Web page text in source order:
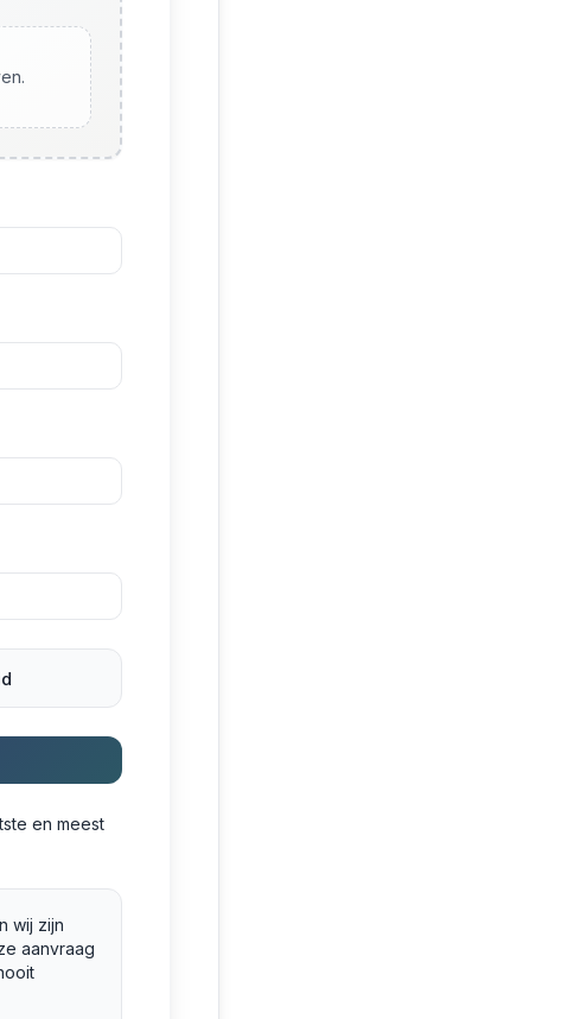
en meest
wij zijn
aanvraag